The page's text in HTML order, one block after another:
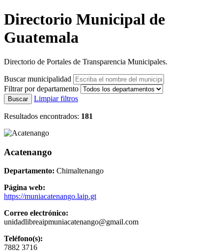
Directorio Municipal de
Guatemala
Directorio de Portales de Transparencia Municipales.
Buscar municipalidad
Filtrar por departamento
Buscar Limpiar filtros
Resultados encontrados: 181
Acatenango
Departamento: Chimaltenango
Página web:
https://muniacatenango.laip.gt
Correo electrónico:
unidadlibreaipmuniacatenango@gmail.com
Teléfono(s):
7882 3716